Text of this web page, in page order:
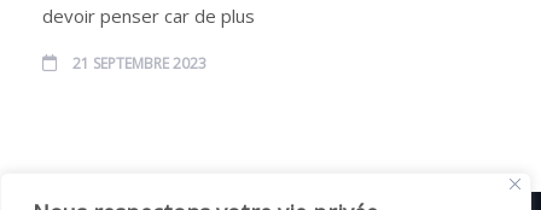
devoir penser car de plus
21 SEPTEMBRE 2023